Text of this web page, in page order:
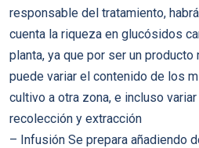
responsable del tratamiento,
cuenta la riqueza en glucósidos
planta, ya que por ser un producto
puede variar el contenido de los
cultivo a otra zona, e incluso
recolección y extracción
– Infusión Se prepara añadiendo